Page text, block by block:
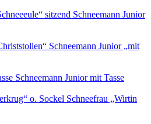
Schneemann Junior
Schneemann Junior „mit
Schneemann Junior mit Tasse
Schneefrau „Wirtin